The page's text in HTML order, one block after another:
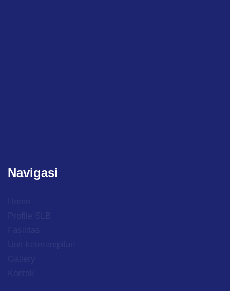
Navigasi